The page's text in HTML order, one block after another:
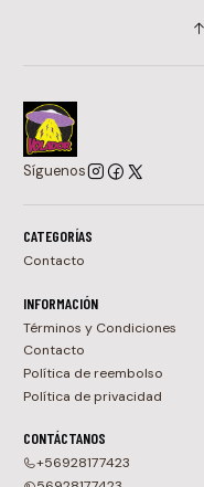
Síguenos
CATEGORÍAS
Contacto
INFORMACIÓN
Términos y Condiciones
Contacto
Política de reembolso
Política de privacidad
CONTÁCTANOS
+56928177423